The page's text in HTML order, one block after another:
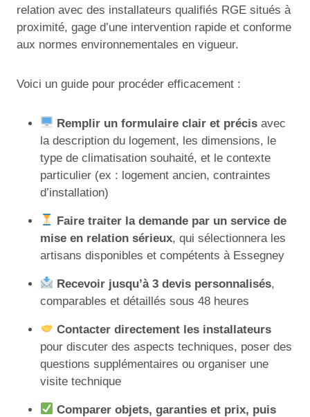
relation avec des installateurs qualifiés RGE situés à
proximité, gage d’une intervention rapide et conforme
aux normes environnementales en vigueur.
Voici un guide pour procéder efficacement :
Remplir un formulaire clair et précis avec
la description du logement, les dimensions, le
type de climatisation souhaité, et le contexte
particulier (ex : logement ancien, contraintes
d’installation)
Faire traiter la demande par un service de
mise en relation sérieux, qui sélectionnera les
artisans disponibles et compétents à Essegney
Recevoir jusqu’à 3 devis personnalisés,
comparables et détaillés sous 48 heures
Contacter directement les installateurs
pour discuter des aspects techniques, poser des
questions supplémentaires ou organiser une
visite technique
Comparer objets, garanties et prix, puis